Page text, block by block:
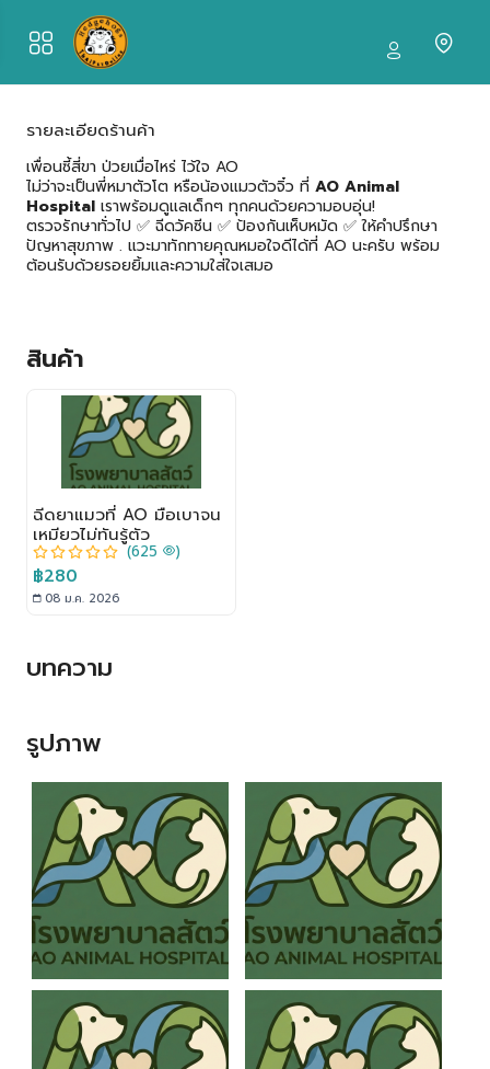
รายละเอียดร้านค้า
เพื่อนซี้สี่ขา ป่วยเมื่อไหร่ ไว้ใจ AO
ไม่ว่าจะเป็นพี่หมาตัวโต หรือน้องแมวตัวจิ๋ว ที่ AO Animal
Hospitalเราพร้อมดูแลเด็กๆ ทุกคนด้วยความอบอุ่น!
ตรวจรักษาทั่วไป ✅ ฉีดวัคซีน ✅ ป้องกันเห็บหมัด ✅ ให้คำปรึกษา
ปัญหาสุขภาพ . แวะมาทักทายคุณหมอใจดีได้ที่ AO นะครับ พร้อม
ต้อนรับด้วยรอยยิ้มและความใส่ใจเสมอ
สินค้า
ฉีดยาแมวที่ AO มือเบาจน
เหมียวไม่ทันรู้ตัว
(625 )
฿280
08 ม.ค. 2026
บทความ
รูปภาพ